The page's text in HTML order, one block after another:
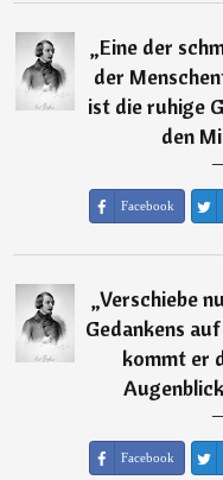
„Eine der
der
ist die ruhige
den
Facebook
„Verschiebe
Gedankens
kommt er
Facebook